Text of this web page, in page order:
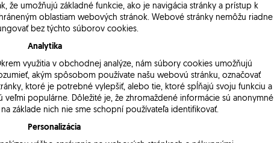
že umožňujú základné funkcie, ako je navigácia stránky a prístup k
oblastiam webových stránok. Webové stránky nemôžu riadne
bez týchto súborov cookies.
Analytika
využitia v obchodnej analýze, nám súbory cookies umožňujú
akým spôsobom používate našu webovú stránku, označovať
ktoré je potrebné vylepšiť, alebo tie, ktoré spĺňajú svoju funkciu a
veľmi populárne. Dôležité je, že zhromaždené informácie sú anonymné
na základe nich nie sme schopní používateľa identifikovať.
Personalizácia